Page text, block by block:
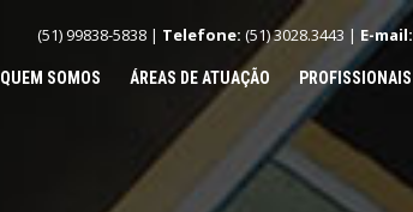
(51) 99838-5838 | Telefone: (51) 3028.3443 | E-mail:
QUEM SOMOS ÁREAS DE ATUAÇÃO PROFISSIONAIS